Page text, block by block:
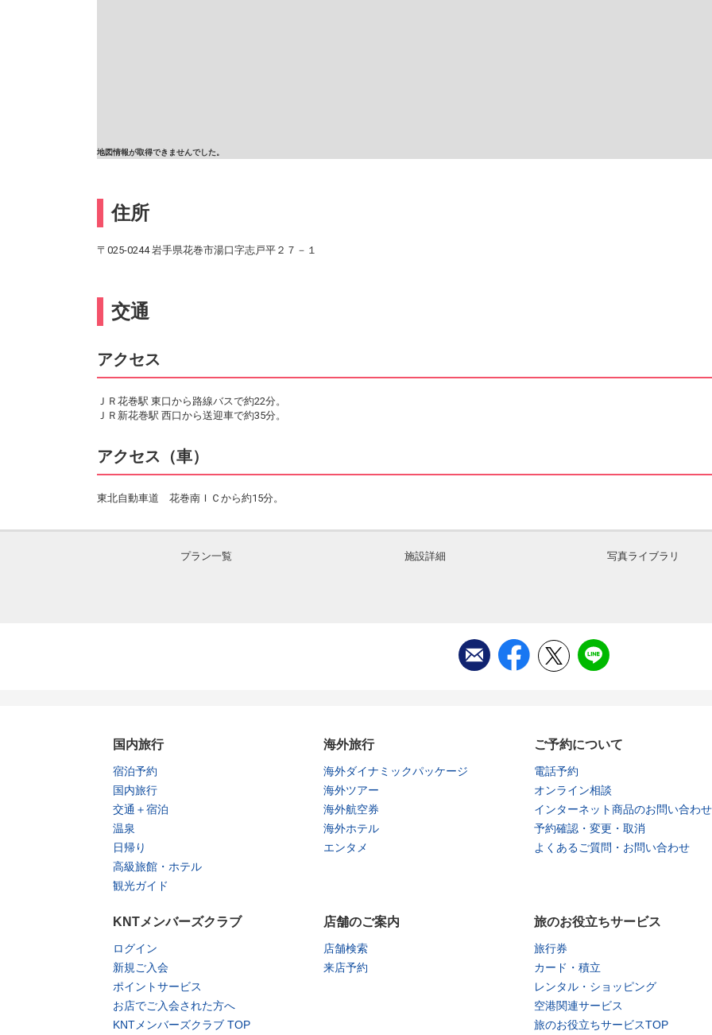
地図情報が取得できませんでした。
住所
〒025-0244 岩手県花巻市湯口字志戸平２７－１
交通
アクセス
ＪＲ花巻駅 東口から路線バスで約22分。
ＪＲ新花巻駅 西口から送迎車で約35分。
アクセス（車）
東北自動車道 花巻南ＩＣから約15分。
プラン一覧 施設詳細 写真ライブラリ
国内旅行
宿泊予約
国内旅行
交通＋宿泊
温泉
日帰り
高級旅館・ホテル
観光ガイド
海外旅行
海外ダイナミックパッケージ
海外ツアー
海外航空券
海外ホテル
エンタメ
ご予約について
電話予約
オンライン相談
インターネット商品のお問い合わせ
予約確認・変更・取消
よくあるご質問・お問い合わせ
KNTメンバーズクラブ
ログイン
新規ご入会
ポイントサービス
お店でご入会された方へ
KNTメンバーズクラブ TOP
店舗のご案内
店舗検索
来店予約
旅のお役立ちサービス
旅行券
カード・積立
レンタル・ショッピング
空港関連サービス
旅のお役立ちサービスTOP